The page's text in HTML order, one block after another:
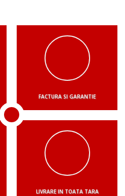
FACTURA SI GARANTIE
LIVRARE IN TOATA TARA